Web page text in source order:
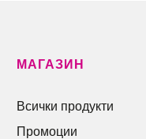
МАГАЗИН
Всички продукти
Промоции